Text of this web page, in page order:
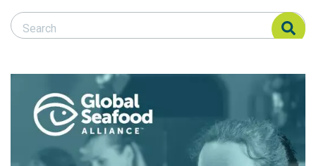
Search Responsible Seafood Advocate
Search Responsible Seafood Advocate